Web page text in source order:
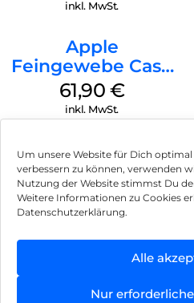
Um unsere Website für Dich
verbessern zu können, verwenden
Nutzung der Website stimmst Du
Weitere Informationen zu Cookies
Datenschutzerklärung.
Alle
Nur
inkl. MwSt.
Apple
Feingewebe Case
iPhone 15 Pro
MagSafe Schwarz
61,90 €
inkl. MwSt.
Impressum